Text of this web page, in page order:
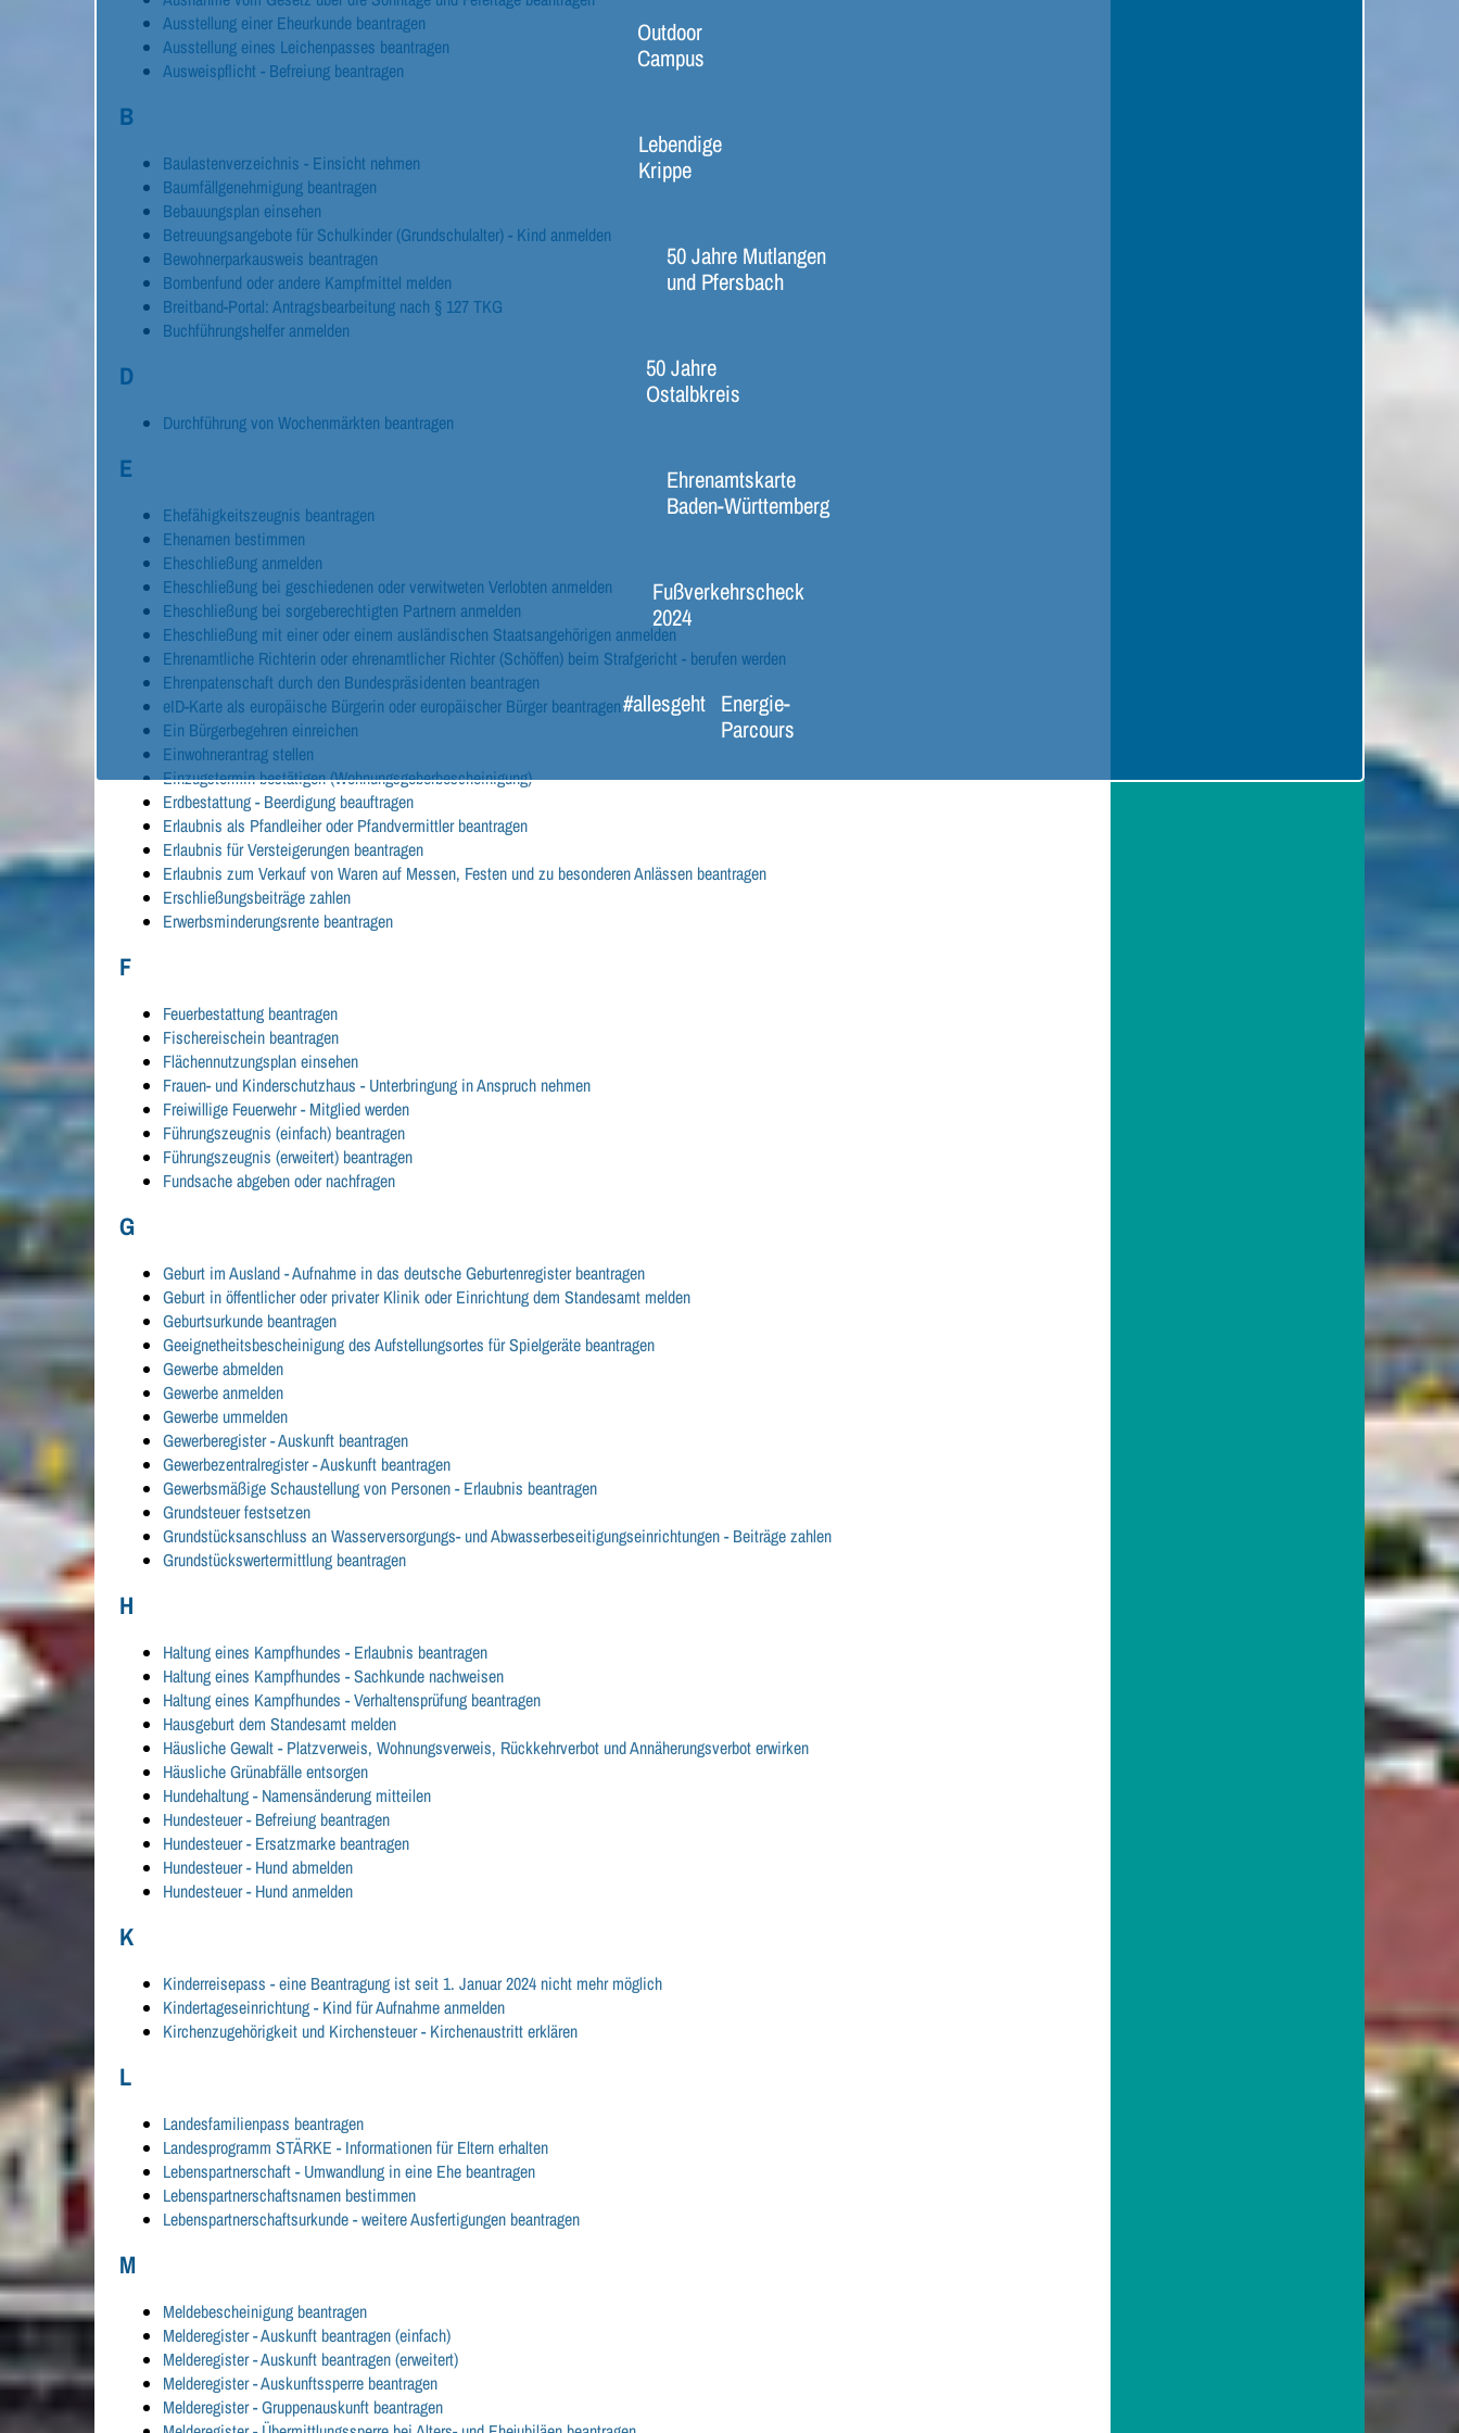
Outdoor
Campus
Lebendige
Krippe
50 Jahre Mutlangen
und Pfersbach
50 Jahre
Ostalbkreis
Ehrenamtskarte
Baden-Württemberg
Fußverkehrscheck
2024
#allesgeht Energie-
Parcours
Ausstellung einer Eheurkunde beantragen
Ausstellung eines Leichenpasses beantragen
Ausweispflicht - Befreiung beantragen
B
Baulastenverzeichnis - Einsicht nehmen
Baumfällgenehmigung beantragen
Bebauungsplan einsehen
Betreuungsangebote für Schulkinder (Grundschulalter) - Kind anmelden
Bewohnerparkausweis beantragen
Bombenfund oder andere Kampfmittel melden
Breitband-Portal: Antragsbearbeitung nach § 127 TKG
Buchführungshelfer anmelden
D
Durchführung von Wochenmärkten beantragen
E
Ehefähigkeitszeugnis beantragen
Ehenamen bestimmen
Eheschließung anmelden
Eheschließung bei geschiedenen oder verwitweten Verlobten anmelden
Eheschließung bei sorgeberechtigten Partnern anmelden
Eheschließung mit einer oder einem ausländischen Staatsangehörigen anmelden
Ehrenamtliche Richterin oder ehrenamtlicher Richter (Schöffen) beim Strafgericht - berufen werden
Ehrenpatenschaft durch den Bundespräsidenten beantragen
eID-Karte als europäische Bürgerin oder europäischer Bürger beantragen
Ein Bürgerbegehren einreichen
Einwohnerantrag stellen
Einzugstermin bestätigen (Wohnungsgeberbescheinigung)
Erdbestattung - Beerdigung beauftragen
Erlaubnis als Pfandleiher oder Pfandvermittler beantragen
Erlaubnis für Versteigerungen beantragen
Erlaubnis zum Verkauf von Waren auf Messen, Festen und zu besonderen Anlässen beantragen
Erschließungsbeiträge zahlen
Erwerbsminderungsrente beantragen
F
Feuerbestattung beantragen
Fischereischein beantragen
Flächennutzungsplan einsehen
Frauen- und Kinderschutzhaus - Unterbringung in Anspruch nehmen
Freiwillige Feuerwehr - Mitglied werden
Führungszeugnis (einfach) beantragen
Führungszeugnis (erweitert) beantragen
Fundsache abgeben oder nachfragen
G
Geburt im Ausland - Aufnahme in das deutsche Geburtenregister beantragen
Geburt in öffentlicher oder privater Klinik oder Einrichtung dem Standesamt melden
Geburtsurkunde beantragen
Geeignetheitsbescheinigung des Aufstellungsortes für Spielgeräte beantragen
Gewerbe abmelden
Gewerbe anmelden
Gewerbe ummelden
Gewerberegister - Auskunft beantragen
Gewerbezentralregister - Auskunft beantragen
Gewerbsmäßige Schaustellung von Personen - Erlaubnis beantragen
Grundsteuer festsetzen
Grundstücksanschluss an Wasserversorgungs- und Abwasserbeseitigungseinrichtungen - Beiträge zahlen
Grundstückswertermittlung beantragen
H
Haltung eines Kampfhundes - Erlaubnis beantragen
Haltung eines Kampfhundes - Sachkunde nachweisen
Haltung eines Kampfhundes - Verhaltensprüfung beantragen
Hausgeburt dem Standesamt melden
Häusliche Gewalt - Platzverweis, Wohnungsverweis, Rückkehrverbot und Annäherungsverbot erwirken
Häusliche Grünabfälle entsorgen
Hundehaltung - Namensänderung mitteilen
Hundesteuer - Befreiung beantragen
Hundesteuer - Ersatzmarke beantragen
Hundesteuer - Hund abmelden
Hundesteuer - Hund anmelden
K
Kinderreisepass - eine Beantragung ist seit 1. Januar 2024 nicht mehr möglich
Kindertageseinrichtung - Kind für Aufnahme anmelden
Kirchenzugehörigkeit und Kirchensteuer - Kirchenaustritt erklären
L
Landesfamilienpass beantragen
Landesprogramm STÄRKE - Informationen für Eltern erhalten
Lebenspartnerschaft - Umwandlung in eine Ehe beantragen
Lebenspartnerschaftsnamen bestimmen
Lebenspartnerschaftsurkunde - weitere Ausfertigungen beantragen
M
Meldebescheinigung beantragen
Melderegister - Auskunft beantragen (einfach)
Melderegister - Auskunft beantragen (erweitert)
Melderegister - Auskunftssperre beantragen
Melderegister - Gruppenauskunft beantragen